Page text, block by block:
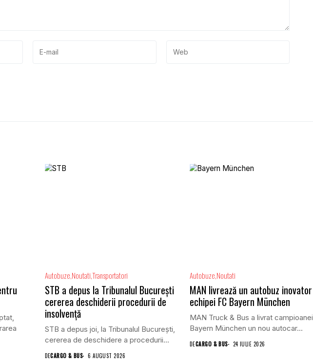
Autobuze NoutatiTransportatori
STB a depus la Tribunalul București
cererea deschiderii procedurii de
insolvență
STB a depus joi, la Tribunalul Bucureşti,
cererea de deschidere a procedurii...
DECARGO & BUS 6 AUGUST 2026
Autobuze Noutati
MAN livrează un autobuz inovator
echipei FC Bayern München
MAN Truck & Bus a livrat campioanei
Bayern München un nou autocar...
DECARGO & BUS 24 IULIE 2026